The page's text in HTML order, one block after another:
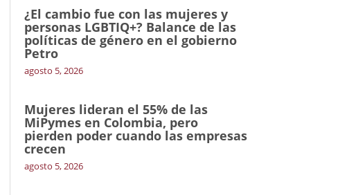
¿El cambio fue con las mujeres y
personas LGBTIQ+? Balance de las
políticas de género en el gobierno
Petro
agosto 5, 2026
Mujeres lideran el 55% de las
MiPymes en Colombia, pero
pierden poder cuando las empresas
crecen
agosto 5, 2026